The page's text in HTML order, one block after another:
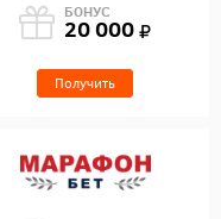
БОНУС
20 000
Получить